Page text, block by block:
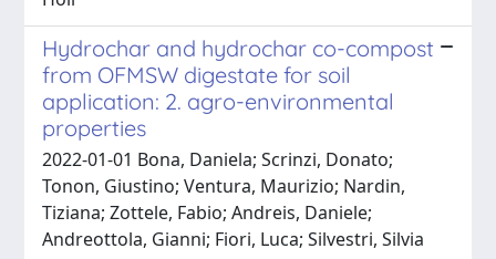
Hydrochar and hydrochar co-compost
from OFMSW digestate for soil
application: 2. agro-environmental
properties
2022-01-01 Bona, Daniela; Scrinzi, Donato;
Tonon, Giustino; Ventura, Maurizio; Nardin,
Tiziana; Zottele, Fabio; Andreis, Daniele;
Andreottola, Gianni; Fiori, Luca; Silvestri, Silvia